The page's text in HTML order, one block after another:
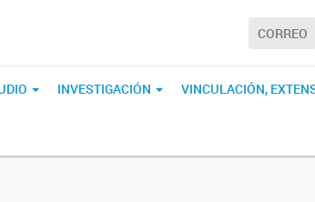
CORREO
INVESTIGACIÓN VINCULACIÓN,